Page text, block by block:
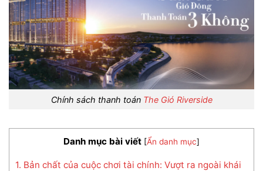
Chính sách thanh toán The Gió Riverside
Danh mục bài viết [Ẩn danh mục]
1. Bản chất của cuộc chơi tài chính: Vượt ra ngoài khái